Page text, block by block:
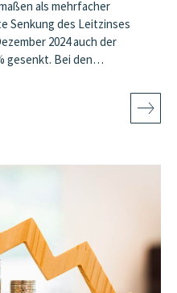
als mehrfacher
Senkung des Leitzinses
2024 auch der
gesenkt. Bei den…